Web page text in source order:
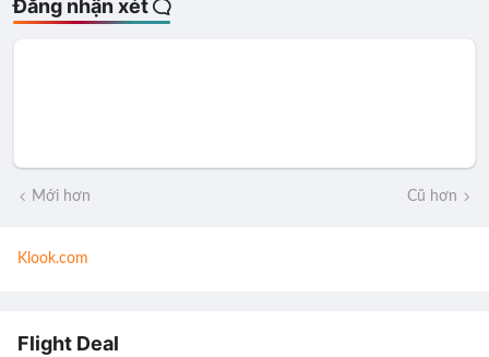
Đăng nhận xét
Mới hơn Cũ hơn
Klook.com
Flight Deal